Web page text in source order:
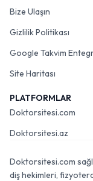
Bize Ulaşın
Gizlilik Politikası
Google Takvim
Site Haritası
PLATFORMLAR
Doktorsitesi.com
Doktorsitesi.az
Doktorsitesi.com
diş hekimleri,